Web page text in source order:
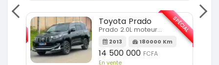
SPÉCIAL Toyota Prado
Prado 2.0L moteur d4d
2013 180000 Km
14 500 000 FCFA
En vente
SPÉCIAL